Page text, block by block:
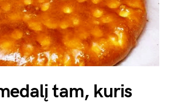
tam, kuris